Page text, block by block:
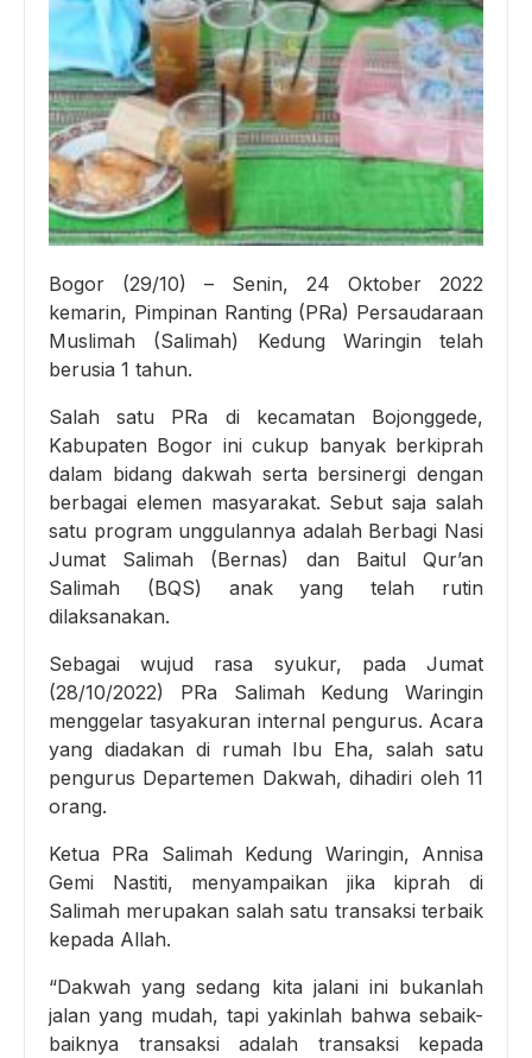
Bogor (29/10) – Senin, 24 Oktober 2022
kemarin, Pimpinan Ranting (PRa) Persaudaraan
Muslimah (Salimah) Kedung Waringin telah
berusia 1 tahun.
Salah satu PRa di kecamatan Bojonggede,
Kabupaten Bogor ini cukup banyak berkiprah
dalam bidang dakwah serta bersinergi dengan
berbagai elemen masyarakat. Sebut saja salah
satu program unggulannya adalah Berbagi Nasi
Jumat Salimah (Bernas) dan Baitul Qur’an
Salimah (BQS) anak yang telah rutin
dilaksanakan.
Sebagai wujud rasa syukur, pada Jumat
(28/10/2022) PRa Salimah Kedung Waringin
menggelar tasyakuran internal pengurus. Acara
yang diadakan di rumah Ibu Eha, salah satu
pengurus Departemen Dakwah, dihadiri oleh 11
orang.
Ketua PRa Salimah Kedung Waringin, Annisa
Gemi Nastiti, menyampaikan jika kiprah di
Salimah merupakan salah satu transaksi terbaik
kepada Allah.
“Dakwah yang sedang kita jalani ini bukanlah
jalan yang mudah, tapi yakinlah bahwa sebaik-
baiknya transaksi adalah transaksi kepada